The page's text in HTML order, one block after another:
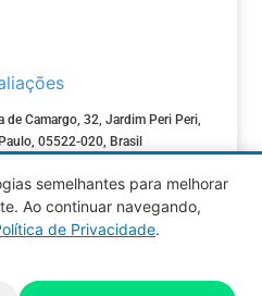
de Camargo, 32, Jardim Peri Peri,
05522-020, Brasil
semelhantes para melhorar
Ao continuar navegando,
de Privacidade.